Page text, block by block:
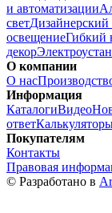
и автоматизации
светДизайнерский
освещениеГибкий
декор
О компании
О нас
Информация
КаталогиВидео
ответ
Покупателям
Контакты
Правовая
© Разработано в